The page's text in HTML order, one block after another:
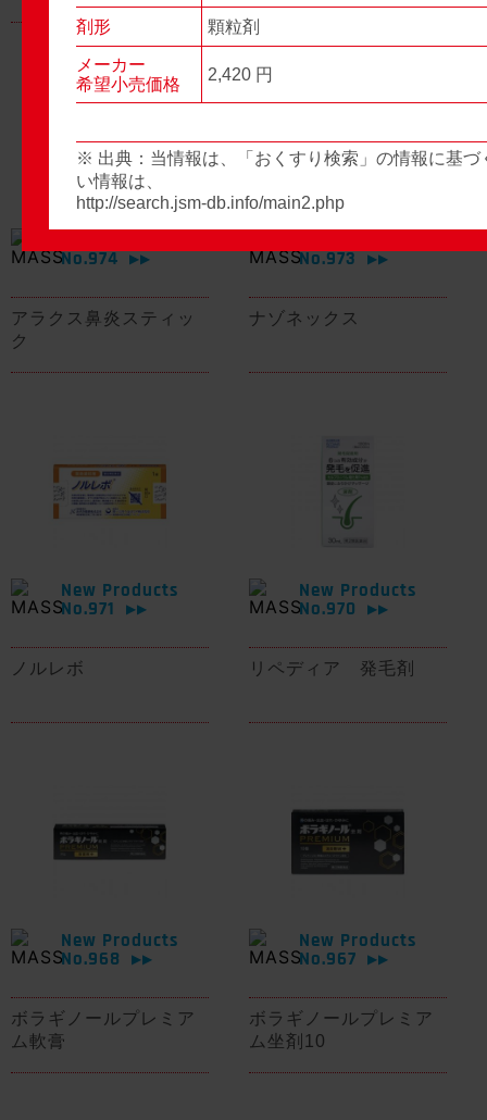
No.974
▶▶
アラクス鼻炎スティッ
ク
No.973
▶▶
ナゾネックス
New Products
No.971
▶▶
ノルレボ
New Products
No.970
▶▶
リペディア 発毛剤
New Products
No.968
▶▶
ボラギノールプレミア
ム軟膏
New Products
No.967
▶▶
ボラギノールプレミア
ム坐剤10
剤形 顆粒剤
メーカー
希望小売価格
2,420 円
※ 出典：当情報は、「おくすり検索」の情報に基づ
い情報は、
http://search.jsm-db.info/main2.php